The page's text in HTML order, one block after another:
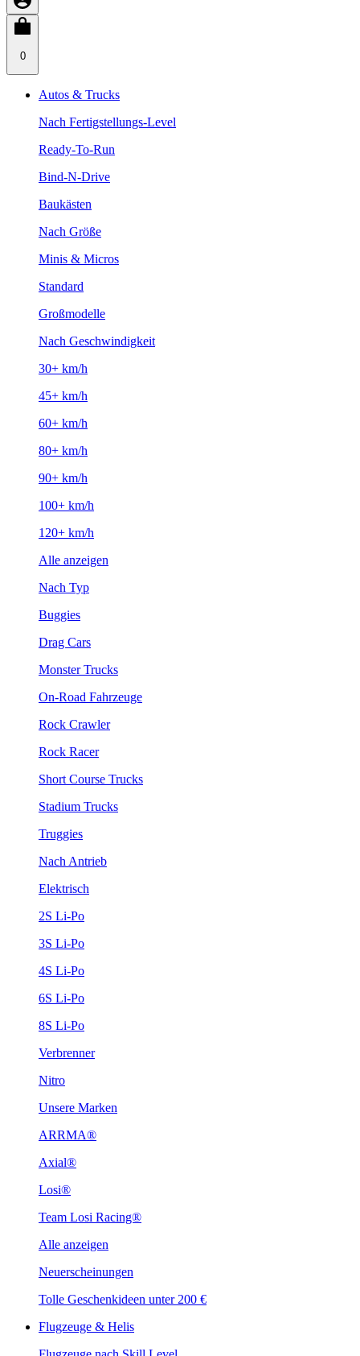
0
Autos & Trucks
Nach Fertigstellungs-Level
Ready-To-Run
Bind-N-Drive
Baukästen
Nach Größe
Minis & Micros
Standard
Großmodelle
Nach Geschwindigkeit
30+ km/h
45+ km/h
60+ km/h
80+ km/h
90+ km/h
100+ km/h
120+ km/h
Alle anzeigen
Nach Typ
Buggies
Drag Cars
Monster Trucks
On-Road Fahrzeuge
Rock Crawler
Rock Racer
Short Course Trucks
Stadium Trucks
Truggies
Nach Antrieb
Elektrisch
2S Li-Po
3S Li-Po
4S Li-Po
6S Li-Po
8S Li-Po
Verbrenner
Nitro
Unsere Marken
ARRMA®
Axial®
Losi®
Team Losi Racing®
Alle anzeigen
Neuerscheinungen
Tolle Geschenkideen unter 200 €
Flugzeuge & Helis